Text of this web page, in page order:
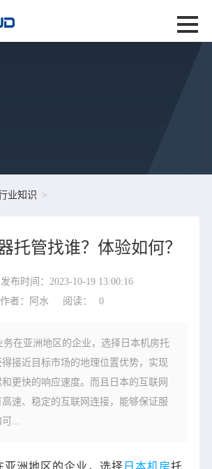
业知识
托管找谁？体验如何？
发布时间：2023-10-19 13:00:16
作者：阿水
阅读： 0
务在亚洲地区的企业，选择日本机房托
接近目标市场的地理位置优势，实现
更快的响应速度。而且日本的互联网
速、稳定的互联网连接，能够保证服
可...
亚洲地区的企业，选择 日本机房托